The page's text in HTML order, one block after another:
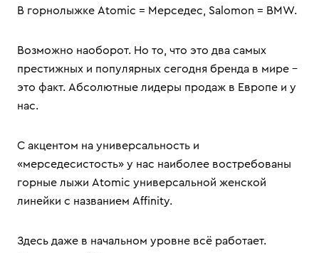
В горнолыжке Atomic = Мерседес, Salomon = BMW.
Возможно наоборот. Но то, что это два самых
престижных и популярных сегодня бренда в мире –
это факт. Абсолютные лидеры продаж в Европе и у
нас.
С акцентом на универсальность и
«мерседесистость» у нас наиболее востребованы
горные лыжи Atomic универсальной женской
линейки с названием Affinity.
Здесь даже в начальном уровне всё работает.